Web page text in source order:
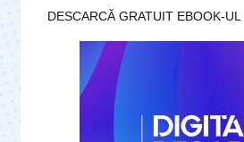
DESCARCĂ GRATUIT EBOOK-UL